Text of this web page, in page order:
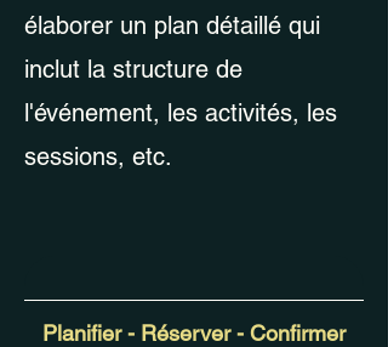
élaborer un plan détaillé qui
inclut la structure de
l'événement, les activités, les
sessions, etc.
Planifier - Réserver - Confirmer